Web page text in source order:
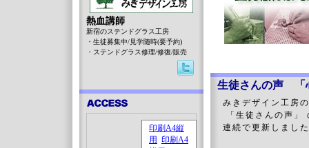
生徒さんの声
みきデザイン工房
「生徒さんの声」
連続で更新しまし
熱血講師
新宿のステンドグラス工房
・生徒募集中/見学随時(要予約)
・ステンドグラス修理/修復/販売